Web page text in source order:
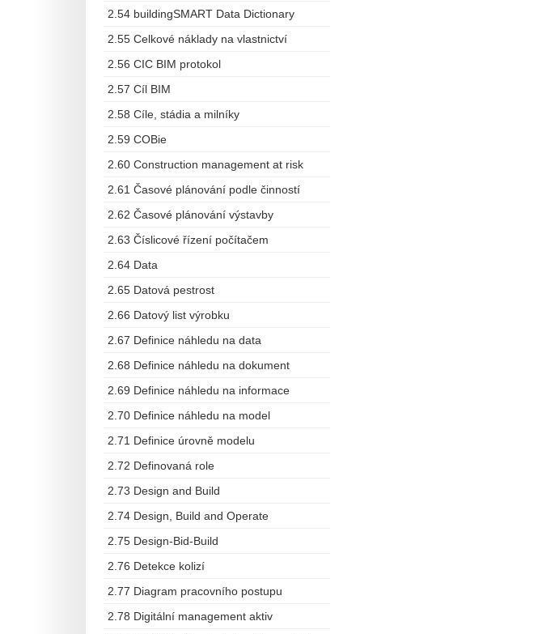
2.54 buildingSMART Data Dictionary
2.55 Celkové náklady na vlastnictví
2.56 CIC BIM protokol
2.57 Cíl BIM
2.58 Cíle, stádia a milníky
2.59 COBie
2.60 Construction management at risk
2.61 Časové plánování podle činností
2.62 Časové plánování výstavby
2.63 Číslicové řízení počítačem
2.64 Data
2.65 Datová pestrost
2.66 Datový list výrobku
2.67 Definice náhledu na data
2.68 Definice náhledu na dokument
2.69 Definice náhledu na informace
2.70 Definice náhledu na model
2.71 Definice úrovně modelu
2.72 Definovaná role
2.73 Design and Build
2.74 Design, Build and Operate
2.75 Design-Bid-Build
2.76 Detekce kolizí
2.77 Diagram pracovního postupu
2.78 Digitální management aktiv